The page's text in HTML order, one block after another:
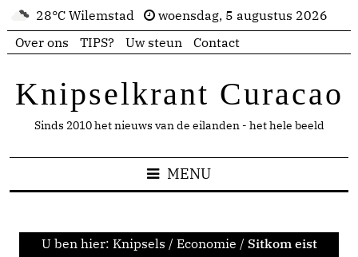
28°C Wilemstad
woensdag, 5 augustus 2026
Over ons
TIPS? Uw steun Contact
Knipselkrant Curacao
Sinds 2010 het nieuws van de eilanden - het hele beeld
MENU
U ben hier: Knipsels / Economie / Sitkom eist